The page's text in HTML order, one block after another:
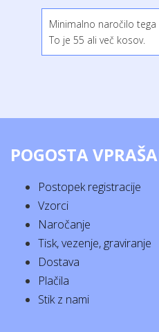
Minimalno naročilo
To je 55 ali več kosov.
POGOSTA
Postopek registracije
Vzorci
Naročanje
Tisk, vezenje, graviranje
Dostava
Plačila
Stik z nami